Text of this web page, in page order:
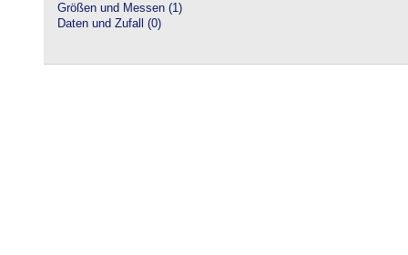
Größen und Messen (1)
Daten und Zufall (0)